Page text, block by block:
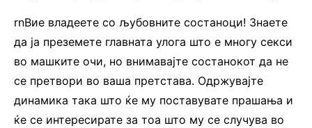
rnВие владеете со љубовните состаноци! Знаете
да ја преземете главната улога што е многу секси
во машките очи, но внимавајте состанокот да не
се претвори во ваша претстава. Одржувајте
динамика така што ќе му поставувате прашања и
ќе се интересирате за тоа што му се случува во